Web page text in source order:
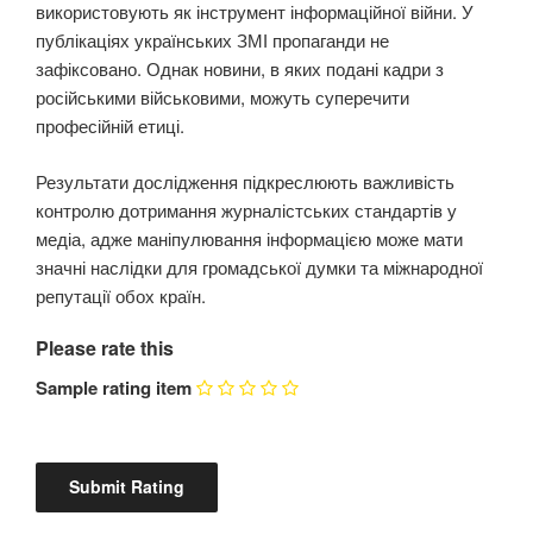
використовують як інструмент інформаційної війни. У
публікаціях українських ЗМІ пропаганди не
зафіксовано. Однак новини, в яких подані кадри з
російськими військовими, можуть суперечити
професійній етиці.
Результати дослідження підкреслюють важливість
контролю дотримання журналістських стандартів у
медіа, адже маніпулювання інформацією може мати
значні наслідки для громадської думки та міжнародної
репутації обох країн.
Please rate this
Sample rating item